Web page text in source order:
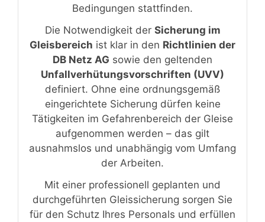
Bedingungen stattfinden.
Die Notwendigkeit der Sicherung im
Gleisbereich ist klar in den Richtlinien der
DB Netz AG sowie den geltenden
Unfallverhütungsvorschriften (UVV)
definiert. Ohne eine ordnungsgemäß
eingerichtete Sicherung dürfen keine
Tätigkeiten im Gefahrenbereich der Gleise
aufgenommen werden – das gilt
ausnahmslos und unabhängig vom Umfang
der Arbeiten.
Mit einer professionell geplanten und
durchgeführten Gleissicherung sorgen Sie
für den Schutz Ihres Personals und erfüllen